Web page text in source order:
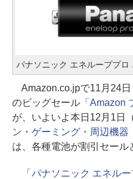
パナソニック エネループプ
Amazon.co.jpで11月24日
のビッグセール「Amazon
が、いよいよ本日12月1日
ン・ゲーミング・周辺機
は、各種電池が割引セール
「パナソニック エネル